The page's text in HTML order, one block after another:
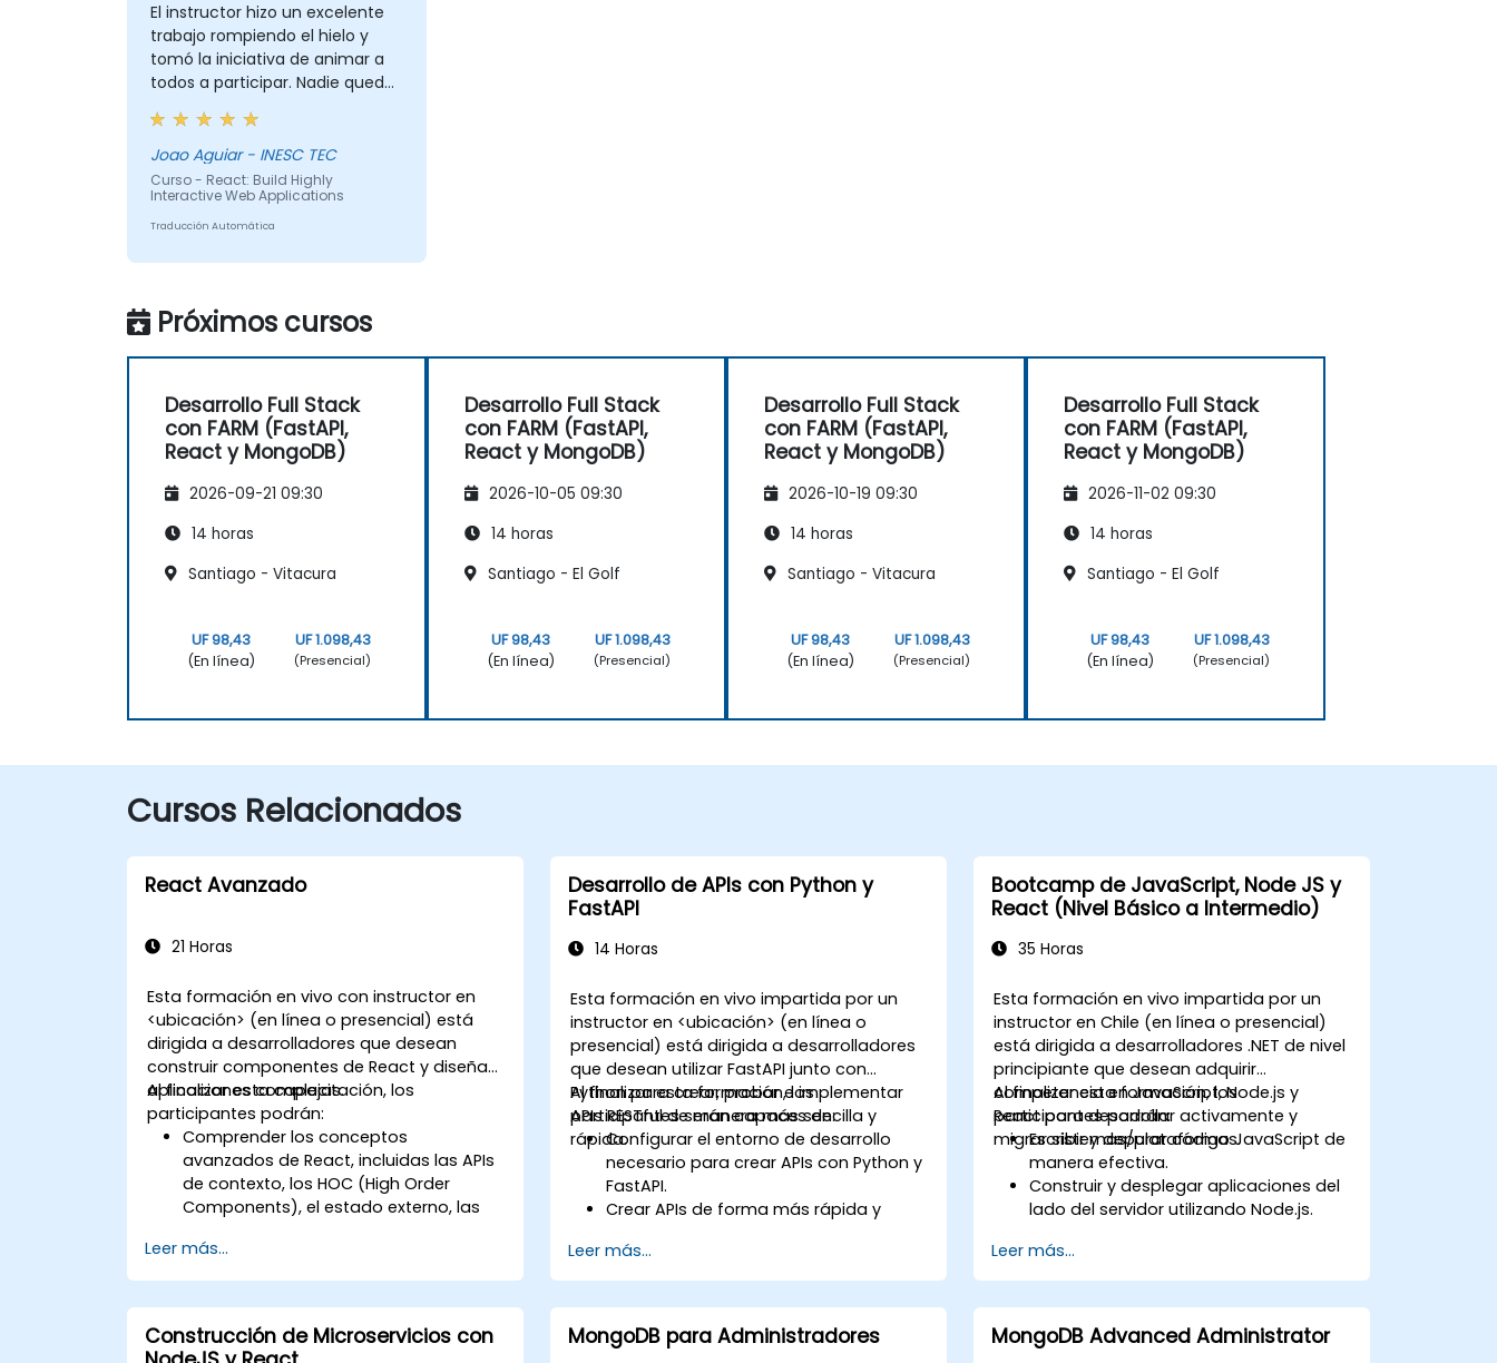
El instructor hizo un excelente
trabajo rompiendo el hielo y
tomó la iniciativa de animar a
todos a participar. Nadie quedó
excluido, y logró adaptarse muy
bien a las dificultades de cada
persona. Utilizó eficazmente los
desafíos y preguntas
planteados por los participantes
para proporcionar explicaciones
general.
Joao Aguiar - INESC TEC
Curso - React: Build Highly
Interactive Web Applications
Traducción Automática
Próximos cursos
Desarrollo Full Stack
con FARM (FastAPI,
React y MongoDB)
2026-09-21 09:30
14 horas
Santiago - Vitacura
UF 98,43
(En línea)
UF 1.098,43
(Presencial)
Desarrollo Full Stack
con FARM (FastAPI,
React y MongoDB)
2026-10-05 09:30
14 horas
Santiago - El Golf
UF 98,43
(En línea)
UF 1.098,43
(Presencial)
Desarrollo Full Stack
con FARM (FastAPI,
React y MongoDB)
2026-10-19 09:30
14 horas
Santiago - Vitacura
UF 98,43
(En línea)
UF 1.098,43
(Presencial)
Desarrollo Full Stack
con FARM (FastAPI,
React y MongoDB)
2026-11-02 09:30
14 horas
Santiago - El Golf
UF 98,43
(En línea)
UF 1.098,43
(Presencial)
Cursos Relacionados
React Avanzado
21 Horas
Esta formación en vivo con instructor en
<ubicación> (en línea o presencial) está
dirigida a desarrolladores que desean
construir componentes de React y diseñar
aplicaciones complejas.
Al finalizar esta capacitación, los
participantes podrán:
Comprender los conceptos
avanzados de React, incluidas las APIs
de contexto, los HOC (High Order
Components), el estado externo, las
Construir componentes composites
con React.
servidor y del cliente.
Implementar las bibliotecas de React y
Leer más...
Desarrollo de APIs con Python y
FastAPI
14 Horas
Esta formación en vivo impartida por un
instructor en <ubicación> (en línea o
presencial) está dirigida a desarrolladores
que desean utilizar FastAPI junto con
Python para crear, probar e implementar
APIs RESTful de manera más sencilla y
rápida.
Al finalizar esta formación, los
participantes serán capaces de:
Configurar el entorno de desarrollo
necesario para crear APIs con Python y
FastAPI.
Crear APIs de forma más rápida y
Aprender a crear modelos de datos y
esquemas basados en Pydantic y
OpenAPI.
Conectar APIs a una base de datos
utilizando SQLAlchemy.
Leer más...
Bootcamp de JavaScript, Node JS y
React (Nivel Básico a Intermedio)
35 Horas
Esta formación en vivo impartida por un
instructor en Chile (en línea o presencial)
está dirigida a desarrolladores .NET de nivel
principiante que desean adquirir
competencia en JavaScript, Node.js y
React para desarrollar activamente y
migrar sistemas/plataformas.
Al finalizar esta formación, los
participantes podrán:
Escribir y depurar código JavaScript de
manera efectiva.
Construir y desplegar aplicaciones del
lado del servidor utilizando Node.js.
dinámicas y responsivas con React.
Integrar componentes front-end y
back-end para crear aplicaciones full-
stack.
Comprender las mejores prácticas
Leer más...
Construcción de Microservicios con
MongoDB para Administradores MongoDB Advanced Administrator